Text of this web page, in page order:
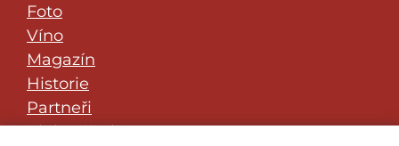
Foto
Víno
Magazín
Historie
Partneři
Klub přátel